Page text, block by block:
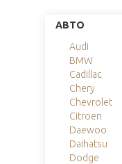
АВТО
Audi
BMW
Cadillac
Chery
Chevrolet
Citroen
Daewoo
Daihatsu
Dodge